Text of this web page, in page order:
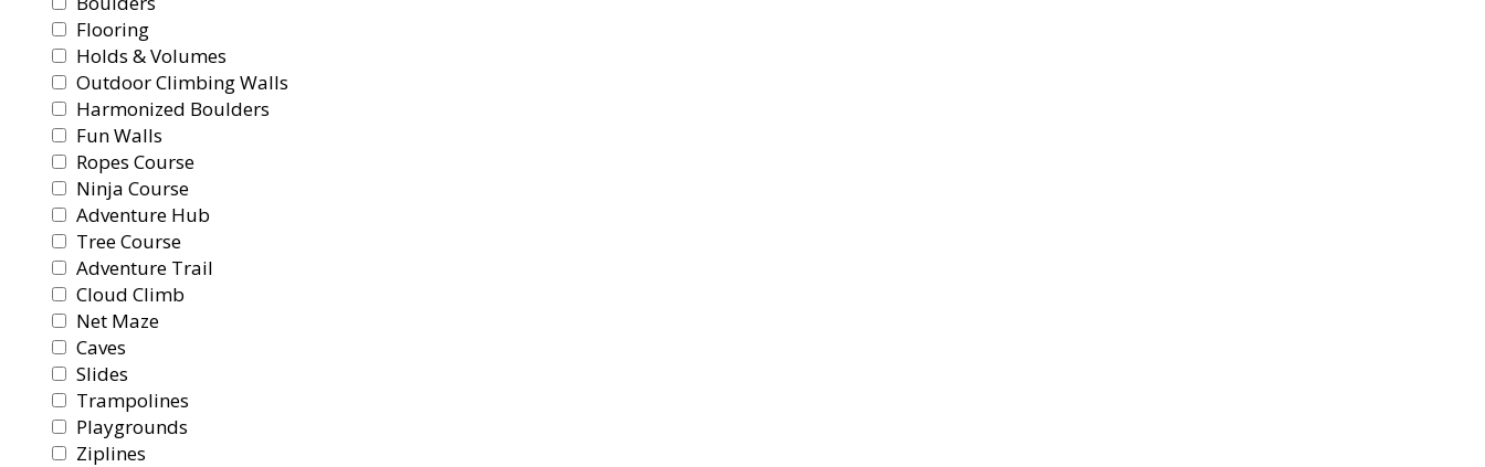
Flooring
Holds & Volumes
Outdoor Climbing Walls
Harmonized Boulders
Fun Walls
Ropes Course
Ninja Course
Adventure Hub
Tree Course
Adventure Trail
Cloud Climb
Net Maze
Caves
Slides
Trampolines
Playgrounds
Ziplines